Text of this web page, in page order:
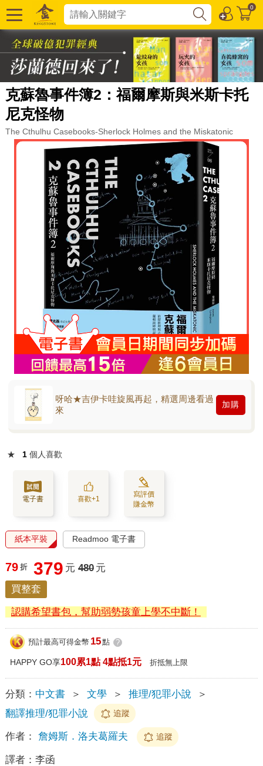
0
克蘇魯事件簿2：福爾摩斯與米斯卡托
尼克怪物
The Cthulhu Casebooks-Sherlock Holmes and the Miskatonic
呀哈★吉伊卡哇旋風再起，精選周邊看過
來
加購
★ 1 個人喜歡
電子書 喜歡+1
寫評價
賺金幣
紙本平裝 Readmoo 電子書
79 折 379 元 480 元
買整套
認購希望書包，幫助弱勢孩童上學不中斷！
預計最高可得金幣 15點 ?
HAPPY GO享100累1點 4點抵1元 折抵無上限
分類： 中文書 ＞ 文學 ＞ 推理/犯罪小說
＞
翻譯推理/犯罪小說
追蹤
作者： 詹姆斯．洛夫葛羅夫 追蹤
譯者： 李函